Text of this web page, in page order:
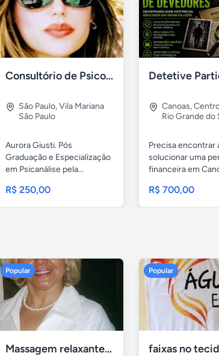
Consultório de Psicologia e Psicanálise
São Paulo,Vila Mariana
São Paulo
Aurora Giusti. Pós
Graduação e Especialização
em Psicanálise pela...
R$ 250,00
Canoas,
Rio Grande do
Precisa encontrar
solucionar uma
financeira em
R$ 700,00
Popular
Massagem relaxante- terapeutica e depilação
Popular